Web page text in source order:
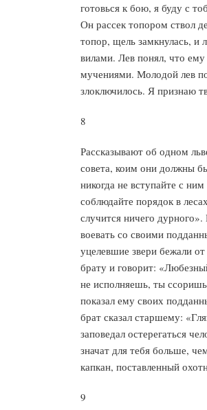
готовься к бою, я буду с
Он рассек топором ствол
топор, щель замкнулась, и
вилами. Лев понял, что ему
мучениями. Молодой лев
злоключилось. Я признаю
8
Рассказывают об одном
совета, коим они должны
никогда не вступайте с
соблюдайте порядок в
случится ничего
воевать со своими
уцелевшие звери бежали
брату и говорит:
не исполняешь, ты
показал ему своих
брат сказал старшему:
заповедал остерегаться
значат для тебя больше,
капкан, поставленный
9